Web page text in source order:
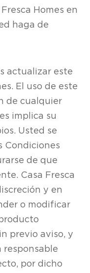
Homes en
haga de
actualizar este
El uso de este
de cualquier
implica su
Usted se
Condiciones
de que
Casa Fresca
y en
o modificar
previo aviso, y
responsable
por dicho